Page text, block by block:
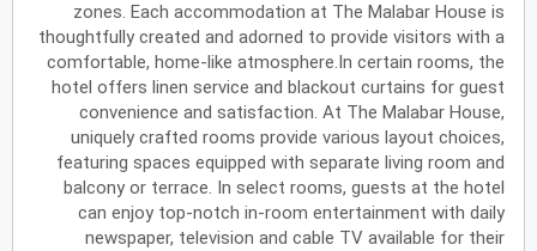
يوليو 2027
ح الأحد نالاثنينثالثلاثاءرالأربعاءخالخميس
جالجمعةسالسبت
أغسطس 2027
حالأحد نالاثنينثالثلاثاءرالأربعاءخالخميس
جالجمعةس السبت
zones. Each accommodation at The Malabar House is
thoughtfully created and adorned to provide visitors with a
comfortable, home-like atmosphere.In certain rooms, the
hotel offers linen service and blackout curtains for guest
convenience and satisfaction. At The Malabar House,
uniquely crafted rooms provide various layout choices,
featuring spaces equipped with separate living room and
balcony or terrace. In select rooms, guests at the hotel
can enjoy top-notch in-room entertainment with daily
newspaper, television and cable TV available for their